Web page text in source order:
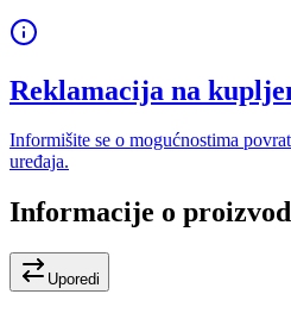
Reklamacija na
Informišite se o mogućnostima
uređaja.
Informacije o
Uporedi